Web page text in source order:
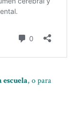
, o para